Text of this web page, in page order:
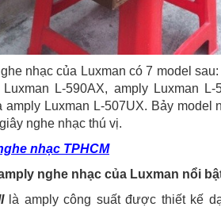
nhạc của Luxman có 7 model
L-590AX, amply Luxman
amply Luxman L-507UX. Bảy model
nghe nhạc thú vị.
nhạc TPHCM
nghe nhạc của Luxman nổi
là amply công suất được thiết kế